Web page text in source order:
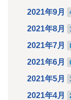
2021年9月
2021年8月
2021年7月
2021年6月
2021年5月
2021年4月